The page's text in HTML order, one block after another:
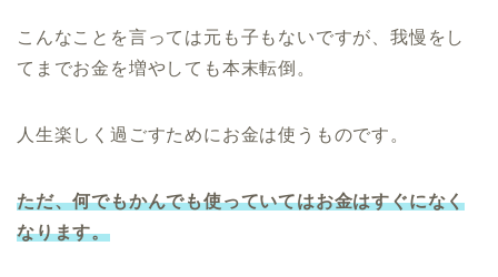
こんなことを言っては元も子もないですが、我慢をし
てまでお金を増やしても本末転倒。
人生楽しく過ごすためにお金は使うものです。
ただ、何でもかんでも使っていてはお金はすぐになく
なります。